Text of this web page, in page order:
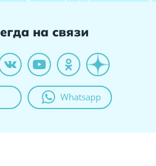
на связи
Whatsapp